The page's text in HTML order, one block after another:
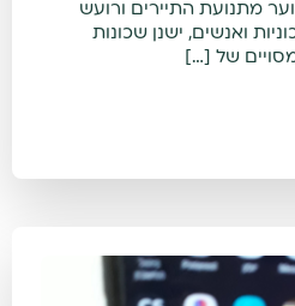
מתנועת התיירים ורועש
ואנשים, ישנן שכונות
של […]